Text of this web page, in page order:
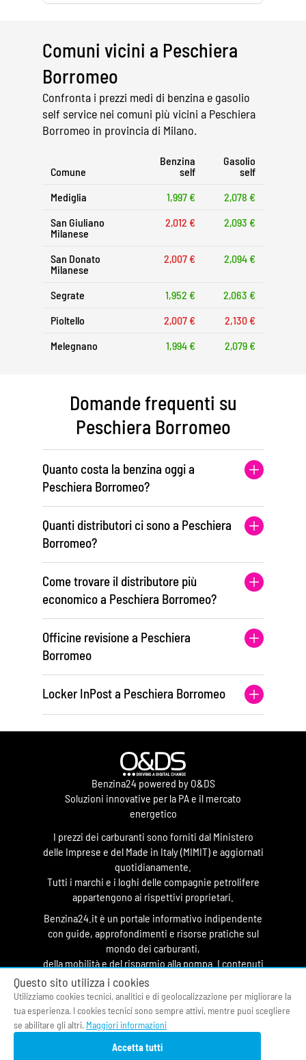
Comuni vicini a Peschiera
Borromeo
Confronta i prezzi medi di benzina e gasolio
self service nei comuni più vicini a Peschiera
Borromeo in provincia di Milano.
Comune
Benzina
self
Gasolio
self
Mediglia
1,997 €
2,078 €
San Giuliano
Milanese
2,012 € 2,093 €
San Donato
Milanese
2,007 € 2,094 €
Segrate 1,952 €
2,063 €
Pioltello
2,007 €
2,130 €
Melegnano
1,994 € 2,079 €
Domande frequenti su
Peschiera Borromeo
Quanto costa la benzina oggi a
Peschiera Borromeo?
Quanti distributori ci sono a Peschiera
Borromeo?
Come trovare il distributore più
economico a Peschiera Borromeo?
Officine revisione a Peschiera
Borromeo
Locker InPost a Peschiera Borromeo
Benzina24 powered by O&DS
Soluzioni innovative per la PA e il mercato
energetico
I prezzi dei carburanti sono forniti dal Ministero
delle Imprese e del Made in Italy (MIMIT) e aggiornati
quotidianamente.
Tutti i marchi e i loghi delle compagnie petrolifere
appartengono ai rispettivi proprietari.
Benzina24.it è un portale informativo indipendente
con guide, approfondimenti e risorse pratiche sul
mondo dei carburanti,
della mobilità e del risparmio alla pompa. I contenuti
hanno finalità divulgativa e non costituiscono
testata giornalistica.
© 2026 O&DS S.r.l.
CF & P.IVA 05058400964
Cookie Policy
Questo sito utilizza i cookies
Utilizziamo cookies tecnici, analitici e di geolocalizzazione per migliorare la
tua esperienza. I cookies tecnici sono sempre attivi, mentre puoi scegliere
se abilitare gli altri. Maggiori informazioni
Accetta tutti